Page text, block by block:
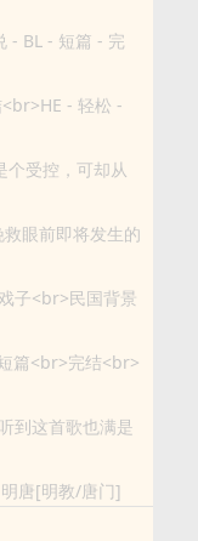
- BL - 短篇 - 完
- 轻松 -
眼前即将发生的
你换一个模样
子<br>民国背景
篇<br>完结<br>
到这首歌也满是
面，他穿着高中
唐[明教/唐门]